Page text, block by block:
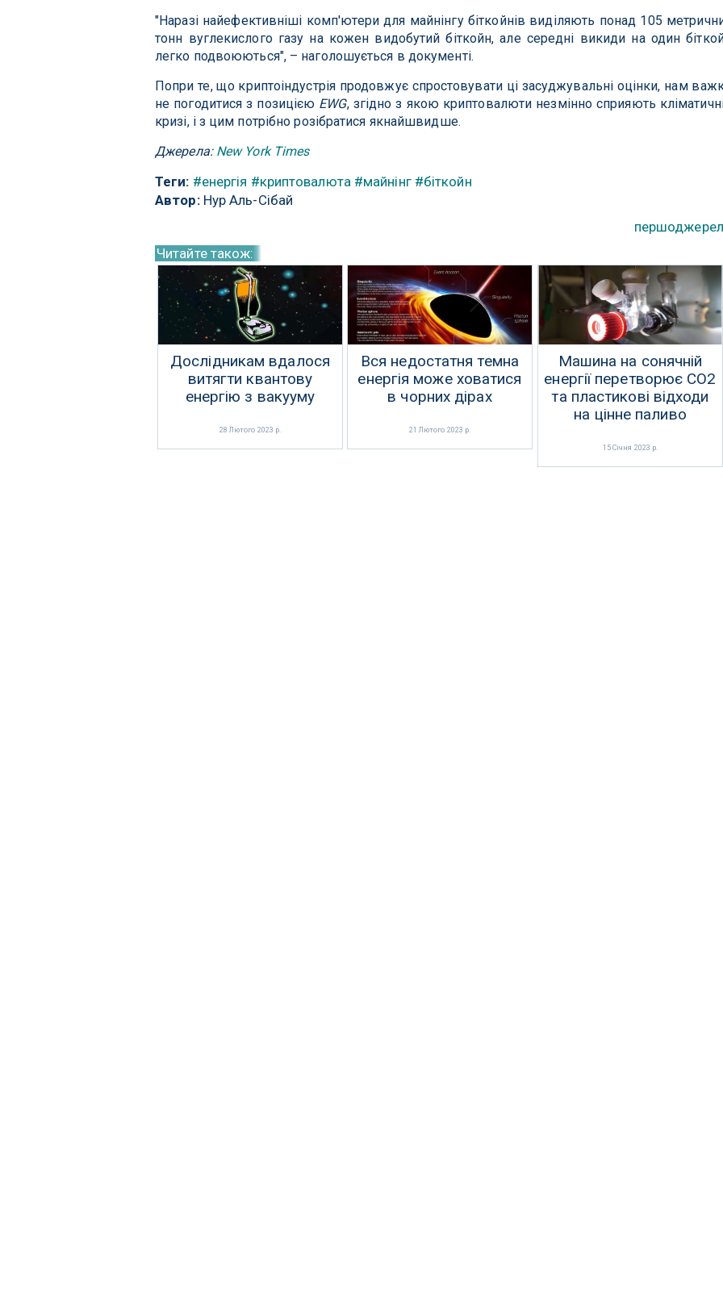
"Наразі найефективніші комп'ютери для майнінгу біткойнів виділяють понад 105
тонн вуглекислого газу на кожен видобутий біткойн, але середні викиди на один
легко подвоюються", – наголошується в документі.
Попри те, що криптоіндустрія продовжує спростовувати ці засуджувальні оцінки, нам
не погодитися з позицією EWG, згідно з якою криптовалюти незмінно сприяють
кризі, і з цим потрібно розібратися якнайшвидше.
Джерела: New York Times
Теги: #енергія #криптовалюта #майнінг #біткойн
Автор:Нур Аль-Сібай
Читайте також:
Дослідникам вдалося
витягти квантову
енергію з вакууму
28 Лютого 2023 р.
Вся недостатня темна
енергія може ховатися
в чорних дірах
21 Лютого 2023 р.
Машина на сонячній
енергії перетворює СО2
та пластикові відходи
на цінне паливо
15 Січня 2023 р.